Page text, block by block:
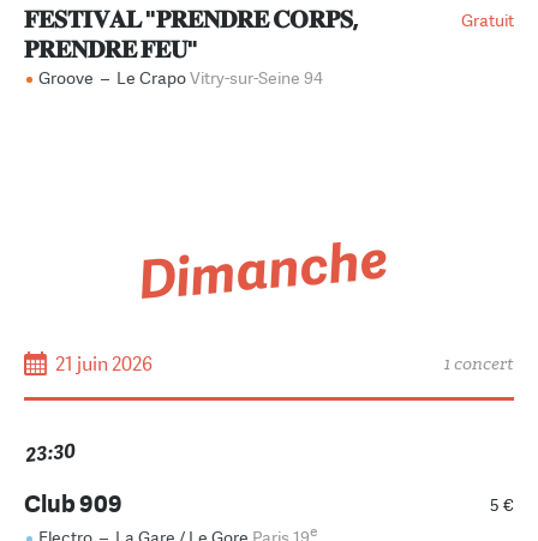
Gratuit
𝐅𝐄𝐒𝐓𝐈𝐕𝐀𝐋 "𝐏𝐑𝐄𝐍𝐃𝐑𝐄 𝐂𝐎𝐑𝐏𝐒,
𝐏𝐑𝐄𝐍𝐃𝐑𝐄 𝐅𝐄𝐔"
Groove – Le CrapoVitry-sur-Seine 94
Dimanche
21 juin 2026 1 concert
23:30
5 €
Club 909
e